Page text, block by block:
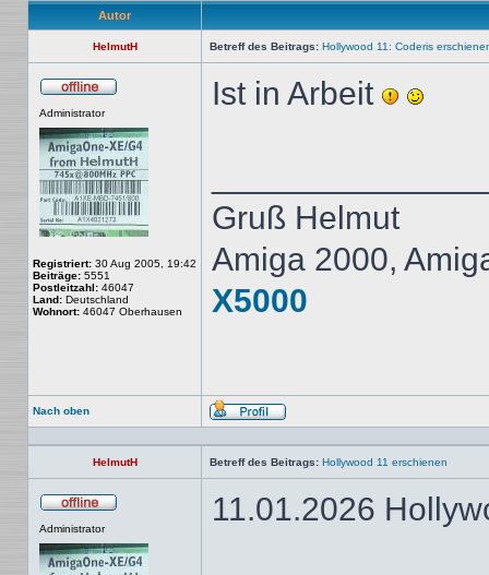
Autor
HelmutH Betreff des Beitrags: Hollywood 11: Coderis
Administrator
Registriert: 30 Aug 2005, 19:42
Beiträge: 5551
Postleitzahl: 46047
Land: Deutschland
Wohnort: 46047 Oberhausen
Ist in Arbeit
Gruß Helmut
Amiga 2000,
X5000
Nach oben
Profil
HelmutH Betreff des Beitrags: Hollywood 11 erschienen
Administrator
11.01.2026